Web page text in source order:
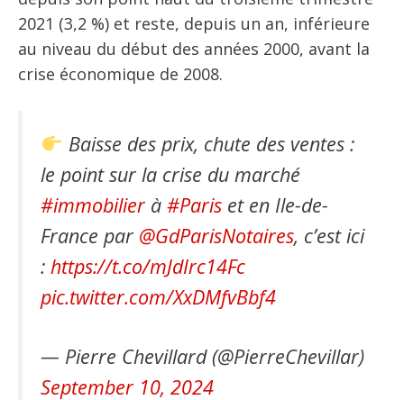
2021 (3,2 %) et reste, depuis un an, inférieure
au niveau du début des années 2000, avant la
crise économique de 2008.
Baisse des prix, chute des ventes :
le point sur la crise du marché
#immobilier à #Paris et en Ile-de-
France par @GdParisNotaires, c’est ici
: https://t.co/mJdIrc14Fc
pic.twitter.com/XxDMfvBbf4
— Pierre Chevillard (@PierreChevillar)
September 10, 2024